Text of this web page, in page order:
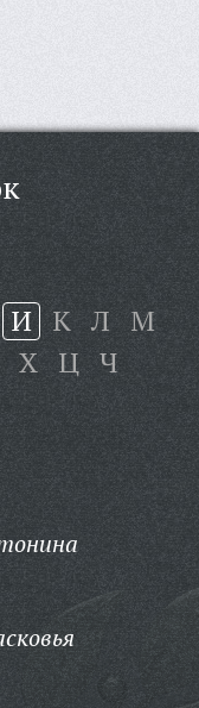
И К Л М
Х Ц Ч